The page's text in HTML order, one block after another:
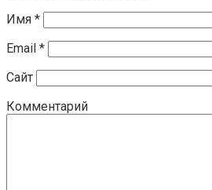
Имя *
Email *
Сайт
Комментарий